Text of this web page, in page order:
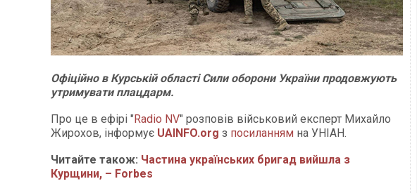
Офіційно в Курській області Сили оборони України продовжують
утримувати плацдарм.
Про це в ефірі "Radio NV" розповів військовий експерт Михайло
Жирохов, інформує UAINFO.org з посиланням на УНІАН.
Читайте також: Частина українських бригад вийшла з
Курщини, – Forbes